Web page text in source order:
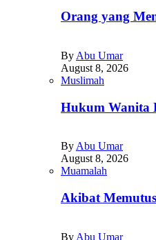
Orang yang
By Abu Umar
August 8, 2026
Muslimah
Hukum Wanita
ByAbu Umar
August 8, 2026
Muamalah
Akibat
By Abu Umar